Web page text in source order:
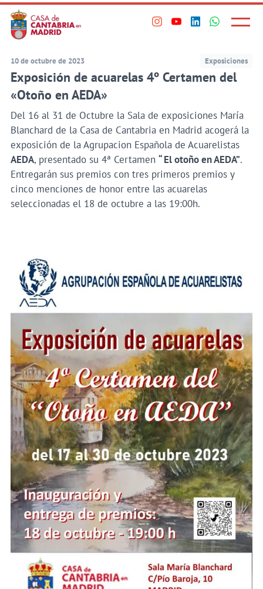
Saltar
al
contenido
principal
Visita
en
Visita
en
Visita
perfil
Visita
perfil
en
Principal
Menú
10 de octubre de 2023 Exposiciones
Exposición de acuarelas 4º Certamen del
«Otoño en AEDA»
Del 16 al 31 de Octubre la Sala de exposiciones María
Blanchard de la Casa de Cantabria en Madrid acogerá la
exposición de la Agrupacion Española de Acuarelistas
AEDA, presentado su 4ª Certamen “ El otoño en AEDA”.
Entregarán sus premios con tres primeros premios y
cinco menciones de honor entre las acuarelas
seleccionadas el 18 de octubre a las 19:00h.